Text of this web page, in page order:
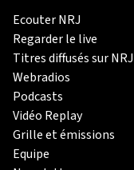
Ecouter NRJ
Regarder le live
Titres diffusés sur NRJ
Webradios
Podcasts
Vidéo Replay
Grille et émissions
Equipe